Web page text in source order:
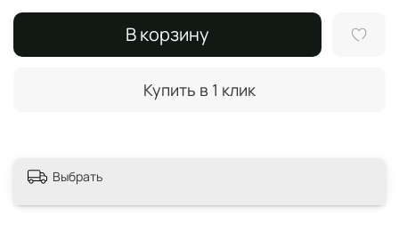
В корзину
Купить в 1 клик
Выбрать